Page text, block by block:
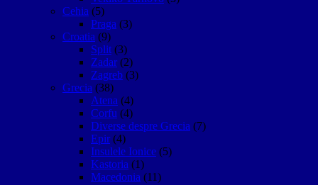
Cehia (5)
Praga (3)
Croatia (9)
Split (3)
Zadar (2)
Zagreb (3)
Grecia (38)
Atena (4)
Corfu (4)
Diverse despre Grecia (7)
Epir (4)
Insulele Ionice (5)
Kastoria (1)
Macedonia (11)